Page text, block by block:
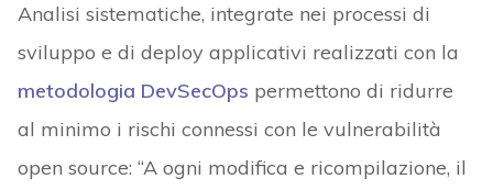
Analisi sistematiche, integrate nei processi di
sviluppo e di deploy applicativi realizzati con la
metodologia DevSecOps permettono di ridurre
al minimo i rischi connessi con le vulnerabilità
open source: “A ogni modifica e ricompilazione, il